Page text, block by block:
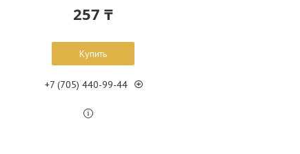
257 ₸
Купить
+7 (705) 440-99-44